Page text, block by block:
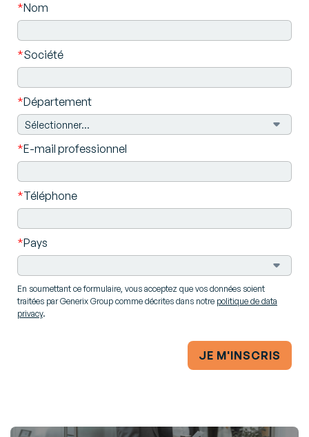
*Nom
*Société
*Département
*E-mail professionnel
*Téléphone
*Pays
En soumettant ce formulaire, vous acceptez que vos données soient
traitées par Generix Group comme décrites dans notre politique de data
privacy.
JE M'INSCRIS